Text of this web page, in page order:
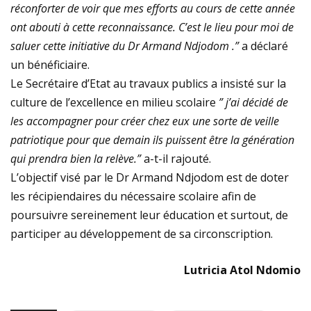
réconforter de voir que mes efforts au cours de cette année
ont abouti à cette reconnaissance. C’est le lieu pour moi de
saluer cette initiative du Dr Armand Ndjodom .”a déclaré
un bénéficiaire.
Le Secrétaire d’Etat au travaux publics a insisté sur la
culture de l’excellence en milieu scolaire ” j’ai décidé de
les accompagner pour créer chez eux une sorte de veille
patriotique pour que demain ils puissent être la génération
qui prendra bien la relève.”a-t-il rajouté.
L’objectif visé par le Dr Armand Ndjodom est de doter
les récipiendaires du nécessaire scolaire afin de
poursuivre sereinement leur éducation et surtout, de
participer au développement de sa circonscription.
Lutricia Atol Ndomio